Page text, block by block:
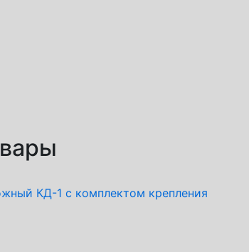
КД-1 с комплектом крепления